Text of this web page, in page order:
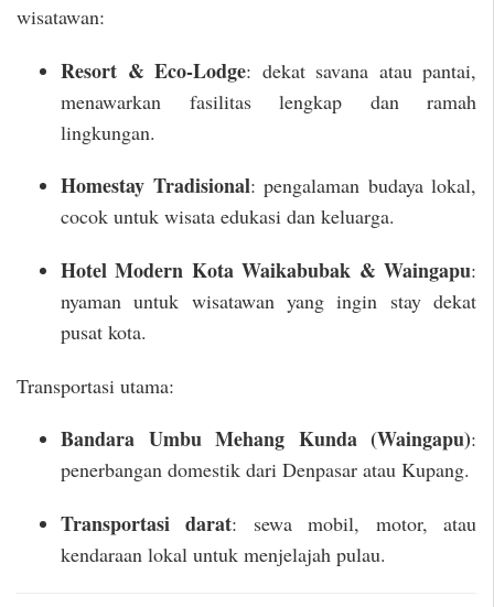
wisatawan:
Resort & Eco-Lodge: dekat savana atau pantai,
menawarkan fasilitas lengkap dan ramah
lingkungan.
Homestay Tradisional: pengalaman budaya lokal,
cocok untuk wisata edukasi dan keluarga.
Hotel Modern Kota Waikabubak & Waingapu:
nyaman untuk wisatawan yang ingin stay dekat
pusat kota.
Transportasi utama:
Bandara Umbu Mehang Kunda (Waingapu):
penerbangan domestik dari Denpasar atau Kupang.
Transportasi darat: sewa mobil, motor, atau
kendaraan lokal untuk menjelajah pulau.